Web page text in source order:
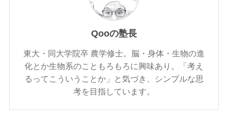
Qooの塾長
東大・同大学院卒 農学修士。脳・身体・生物の進
化とか生物系のこともろもろに興味あり。「考え
るってこういうことか」と気づき、シンプルな思
考を目指しています。